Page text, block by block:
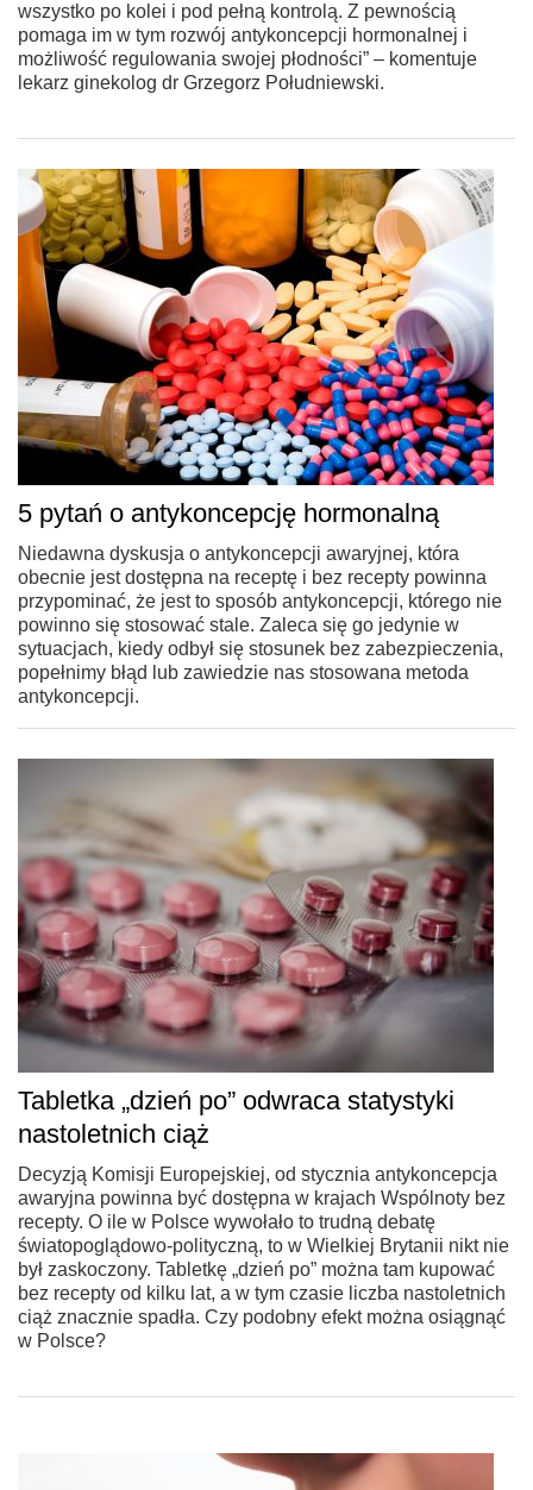
wszystko po kolei i pod pełną kontrolą. Z pewnością
pomaga im w tym rozwój antykoncepcji hormonalnej i
możliwość regulowania swojej płodności” – komentuje
lekarz ginekolog dr Grzegorz Południewski.
5 pytań o antykoncepcję hormonalną
Niedawna dyskusja o antykoncepcji awaryjnej, która
obecnie jest dostępna na receptę i bez recepty powinna
przypominać, że jest to sposób antykoncepcji, którego nie
powinno się stosować stale. Zaleca się go jedynie w
sytuacjach, kiedy odbył się stosunek bez zabezpieczenia,
popełnimy błąd lub zawiedzie nas stosowana metoda
antykoncepcji.
Tabletka „dzień po” odwraca statystyki
nastoletnich ciąż
Decyzją Komisji Europejskiej, od stycznia antykoncepcja
awaryjna powinna być dostępna w krajach Wspólnoty bez
recepty. O ile w Polsce wywołało to trudną debatę
światopoglądowo-polityczną, to w Wielkiej Brytanii nikt nie
był zaskoczony. Tabletkę „dzień po” można tam kupować
bez recepty od kilku lat, a w tym czasie liczba nastoletnich
ciąż znacznie spadła. Czy podobny efekt można osiągnąć
w Polsce?